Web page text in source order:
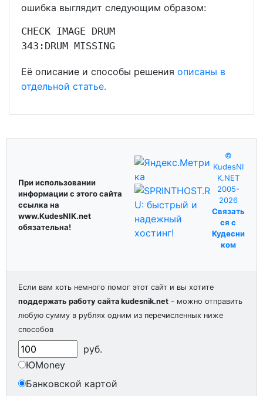
ошибка выглядит следующим образом:
CHECK IMAGE DRUM
343:DRUM MISSING
Её описание и способы решения описаны в
отдельной статье.
При использовании
информации с этого сайта
ссылка на
www.KudesNIK.net
обязательна!
©
KudesNI
K.NET
2005-
2026
Связать
ся с
Кудесни
ком
Если вам хоть немного помог этот сайт и вы хотите
поддержать работу сайта kudesnik.net - можно отправить
любую сумму в рублях одним из перечисленных ниже
способов
руб.
ЮMoney
Банковской картой